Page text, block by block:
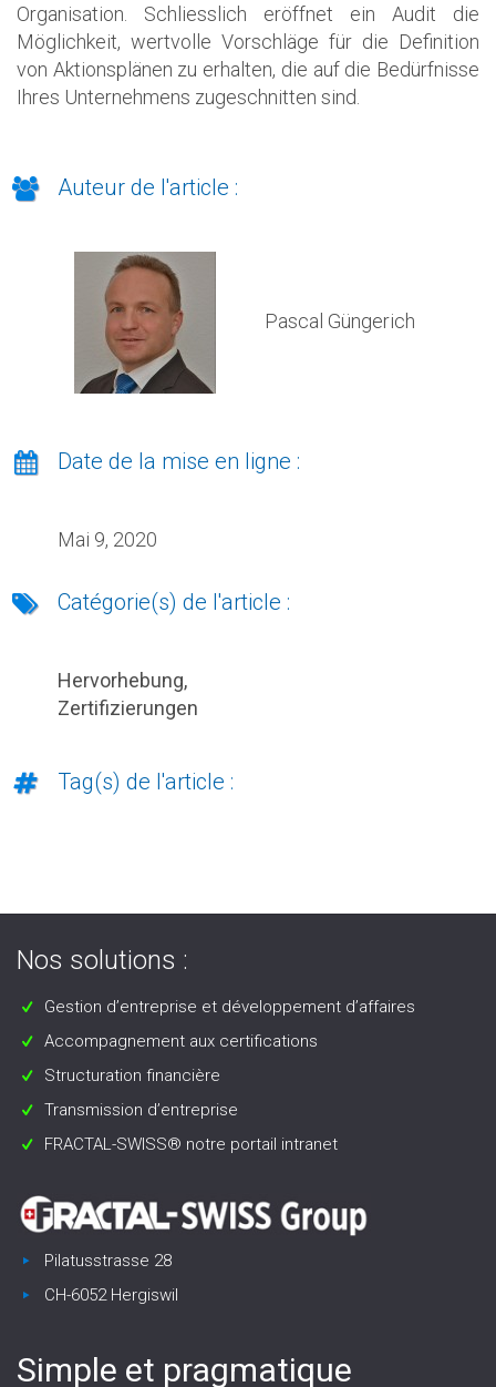
Organisation. Schliesslich eröffnet ein Audit die
Möglichkeit, wertvolle Vorschläge für die Definition
von Aktionsplänen zu erhalten, die auf die Bedürfnisse
Ihres Unternehmens zugeschnitten sind.
Auteur de l'article :
Pascal Güngerich
Date de la mise en ligne :
Mai 9, 2020
Catégorie(s) de l'article :
Hervorhebung,
Zertifizierungen
Tag(s) de l'article :
Nos solutions :
Gestion d’entreprise et développement d’affaires
Accompagnement aux certifications
Structuration financière
Transmission d’entreprise
FRACTAL-SWISS® notre portail intranet
Pilatusstrasse 28
CH-6052 Hergiswil
Simple et pragmatique